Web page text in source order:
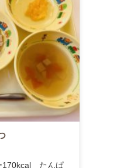
170kcal たんぱ